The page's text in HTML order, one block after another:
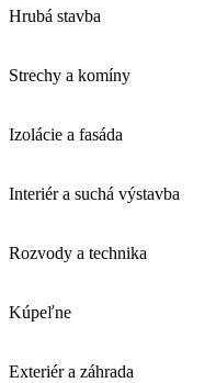
Hrubá stavba
Strechy a komíny
Izolácie a fasáda
Interiér a suchá výstavba
Rozvody a technika
Kúpeľne
Exteriér a záhrada